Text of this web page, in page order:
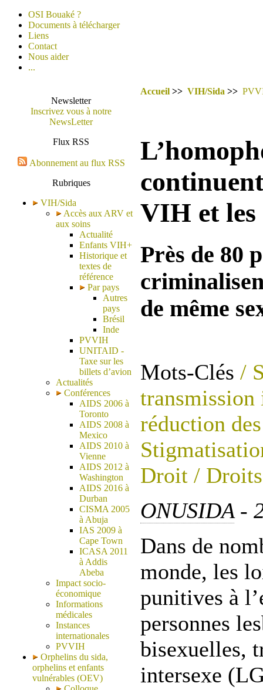
OSI Bouaké ?
Documents à télécharger
Liens
Contact
Nous aider
...
Newsletter
Inscrivez vous à notre
NewsLetter
Flux RSS
Abonnement au flux RSS
Rubriques
VIH/Sida
Accès aux ARV et
aux soins
Actualité
Enfants VIH+
Historique et
textes de
référence
Par pays
Autres
pays
Brésil
Inde
PVVIH
UNITAID -
Taxe sur les
billets d’avion
Actualités
Conférences
AIDS 2006 à
Toronto
AIDS 2008 à
Mexico
AIDS 2010 à
Vienne
AIDS 2012 à
Washington
AIDS 2016 à
Durban
CISMA 2005
à Abuja
IAS 2009 à
Cape Town
ICASA 2011
à Addis
Abeba
Impact socio-
économique
Informations
médicales
Instances
internationales
PVVIH
Orphelins du sida,
orphelins et enfants
vulnérables (OEV)
Accueil >> VIH/Sida >>
VIH et les
Près de 80
de même
Mots-Clés /
réduction
Droit /
ONUSIDA-
Dans de
monde, les
punitives à
personnes
bisexuelles,
intersexe